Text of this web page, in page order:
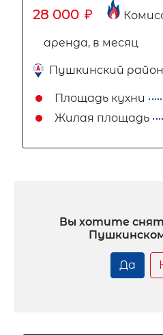
28 000 ₽
аренда, в месяц
Пушкинский район
Площадь кухни
Жилая площадь
Вы хотите
Да